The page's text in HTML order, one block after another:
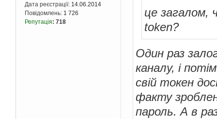
Дата реєстрації: 14.06.2014
Повідомлень: 1 726
Репутація: 718
це загалом,
token?
Один раз
каналу, і
свій токен
факту
пароль. А в